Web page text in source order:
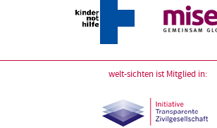
welt-sichten ist Mitglied in: